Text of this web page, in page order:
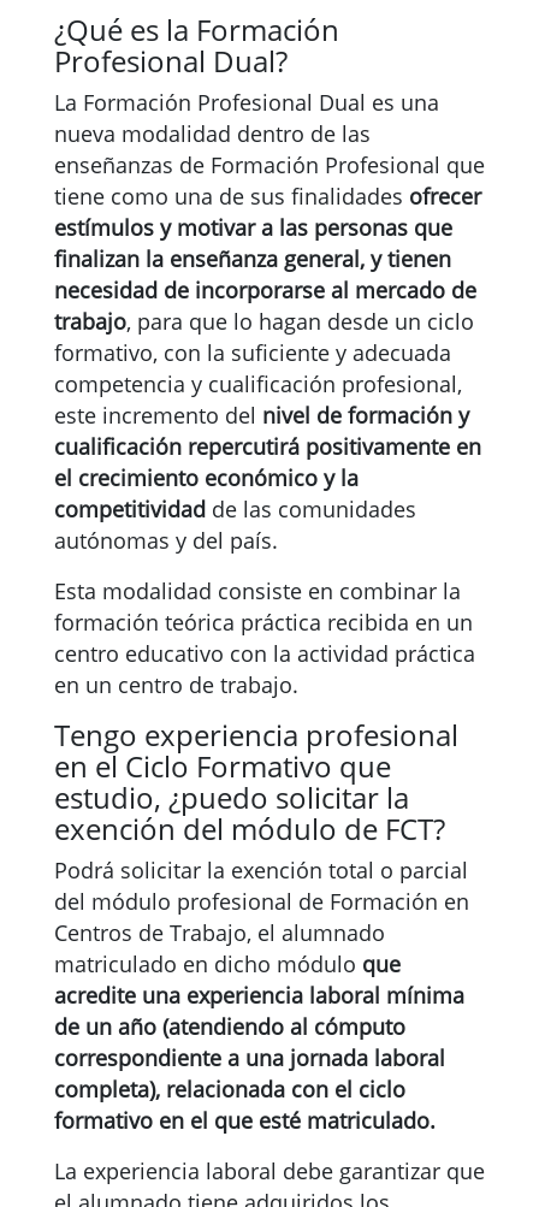
¿Qué es la Formación
Profesional Dual?
La Formación Profesional Dual es una
nueva modalidad dentro de las
enseñanzas de Formación Profesional que
tiene como una de sus finalidades ofrecer
estímulos y motivar a las personas que
finalizan la enseñanza general, y tienen
necesidad de incorporarse al mercado de
trabajo, para que lo hagan desde un ciclo
formativo, con la suficiente y adecuada
competencia y cualificación profesional,
este incremento del nivel de formación y
cualificación repercutirá positivamente en
el crecimiento económico y la
competitividad de las comunidades
autónomas y del país.
Esta modalidad consiste en combinar la
formación teórica práctica recibida en un
centro educativo con la actividad práctica
en un centro de trabajo.
Tengo experiencia profesional
en el Ciclo Formativo que
estudio, ¿puedo solicitar la
exención del módulo de FCT?
Podrá solicitar la exención total o parcial
del módulo profesional de Formación en
Centros de Trabajo, el alumnado
matriculado en dicho módulo que
acredite una experiencia laboral mínima
de un año (atendiendo al cómputo
correspondiente a una jornada laboral
completa), relacionada con el ciclo
formativo en el que esté matriculado.
La experiencia laboral debe garantizar que